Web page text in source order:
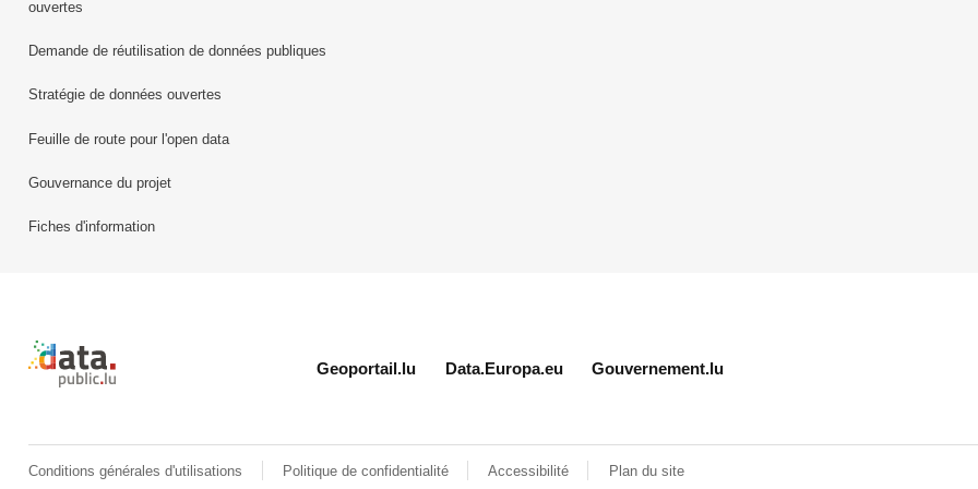
ouvertes
Demande de réutilisation de données publiques
Stratégie de données ouvertes
Feuille de route pour l'open data
Gouvernance du projet
Fiches d'information
Retour à l'accueil de data.public.lu
Geoportail.lu Data.Europa.eu Gouvernement.lu
Conditions générales d'utilisations Politique de confidentialité Accessibilité Plan du site